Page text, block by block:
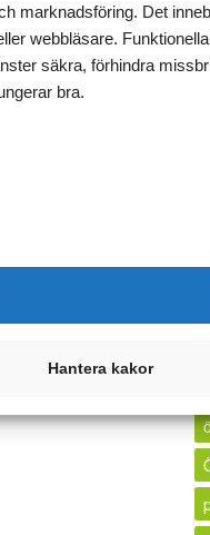
marknadsföring. Det
webbläsare. Funktionella
säkra, förhindra
bra.
Hantera kakor